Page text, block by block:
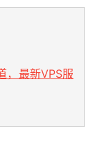
，最新VPS服